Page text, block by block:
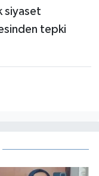
siyaset
tepki